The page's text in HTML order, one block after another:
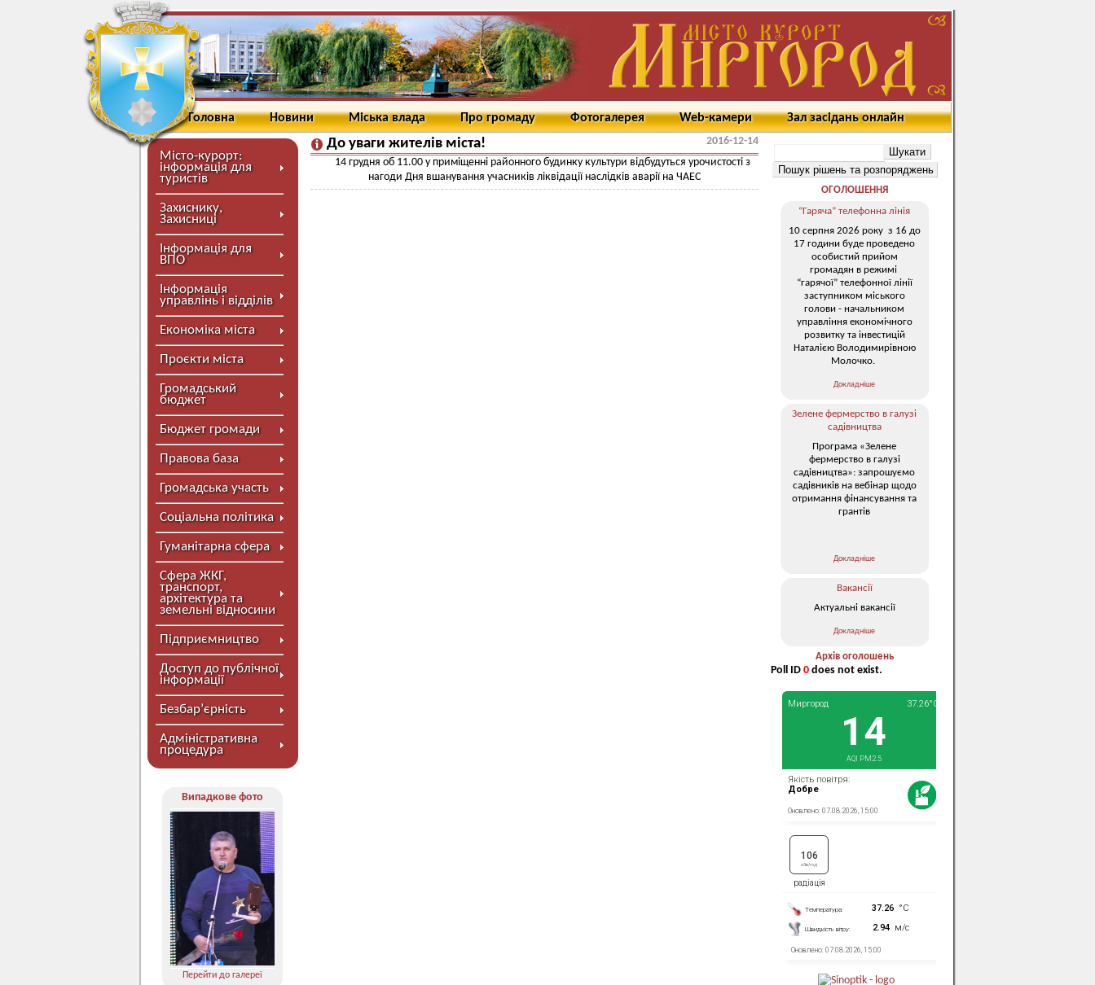
Головна Новини Міська влада Про громаду Фотогалерея Web-камери Зал засідань онлайн
Місто-курорт:
інформація для
туристів
Захиснику,
Захисниці
Інформація для
ВПО
Інформація
управлінь і відділів
Економіка міста
Проєкти міста
Громадський
бюджет
Бюджет громади
Правова база
Громадська участь
Соціальна політика
Гуманітарна сфера
Сфера ЖКГ,
транспорт,
архітектура та
земельні відносини
Підприємництво
Доступ до публічної
інформації
Безбар’єрність
Адміністративна
процедура
Випадкове фото
Перейти до галереї
До уваги жителів міста!
2016-12-14
14 грудня об 11.00 у приміщенні районного будинку культури відбудуться урочистості з
нагоди Дня вшанування учасників ліквідації наслідків аварії на ЧАЕС
ОГОЛОШЕННЯ
“Гаряча” телефонна лінія
10 серпня 2026 року з 16 до
17 години буде проведено
особистий прийом
громадян в режимі
“гарячої” телефонної лінії
заступником міського
голови - начальником
управління економічного
розвитку та інвестицій
Наталією Володимирівною
Молочко.
Докладніше
Зелене фермерство в галузі
садівництва
Програма «Зелене
фермерство в галузі
садівництва»: запрошуємо
садівників на вебінар щодо
отримання фінансування та
грантів
Докладніше
Вакансії
Актуальні вакансії
Докладніше
Архів оголошень
Poll ID 0 does not exist.